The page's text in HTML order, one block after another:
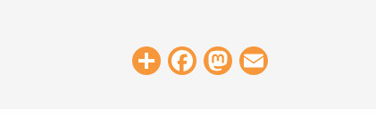
ShareFacebook
Mastodon